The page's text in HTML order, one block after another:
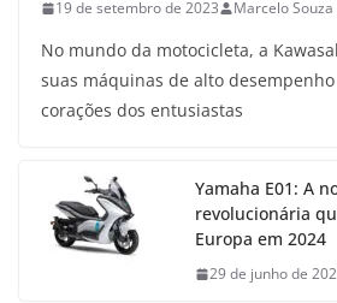
19 de setembro de 2023 Marcelo Souza
No mundo da motocicleta, a
suas máquinas de alto
corações dos entusiastas
Yamaha E01: A
revolucionária
Europa em 2024
29 de junho de